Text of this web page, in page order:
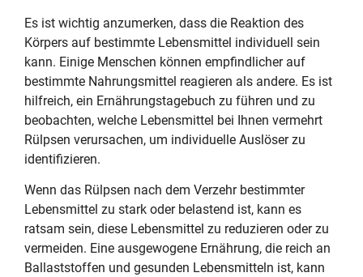
Es ist wichtig anzumerken, dass die Reaktion des
Körpers auf bestimmte Lebensmittel individuell sein
kann. Einige Menschen können empfindlicher auf
bestimmte Nahrungsmittel reagieren als andere. Es ist
hilfreich, ein Ernährungstagebuch zu führen und zu
beobachten, welche Lebensmittel bei Ihnen vermehrt
Rülpsen verursachen, um individuelle Auslöser zu
identifizieren.
Wenn das Rülpsen nach dem Verzehr bestimmter
Lebensmittel zu stark oder belastend ist, kann es
ratsam sein, diese Lebensmittel zu reduzieren oder zu
vermeiden. Eine ausgewogene Ernährung, die reich an
Ballaststoffen und gesunden Lebensmitteln ist, kann